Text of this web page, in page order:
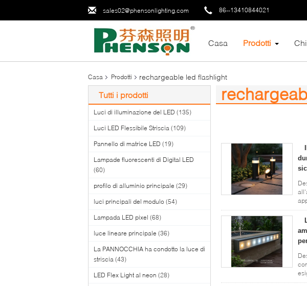
sales02@phensonlighting.com 86--13410844021
Casa Prodotti
Casa Prodotti rechargeable led flashlight
Tutti i prodotti
Luci di illuminazione del LED (135)
Luci LED Flessibile Striscia (109)
Pannello di matrice LED (19)
Lampade fluorescenti di Digital LED
(60)
profilo di alluminio principale (29)
luci principali del modulo (54)
Lampada LED pixel (68)
luce lineare principale (36)
La PANNOCCHIA ha condotto la luce di
striscia (43)
LED Flex Light al neon (28)